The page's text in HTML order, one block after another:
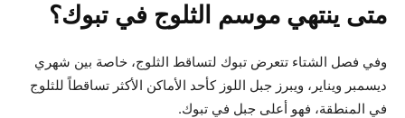
متى ينتهي موسم الثلوج في تبوك؟
وفي فصل الشتاء تتعرض تبوك لتساقط الثلوج، خاصة بين شهري
ديسمبر ويناير، ويبرز جبل اللوز كأحد الأماكن الأكثر تساقطاً للثلوج
في المنطقة، فهو أعلى جبل في تبوك.